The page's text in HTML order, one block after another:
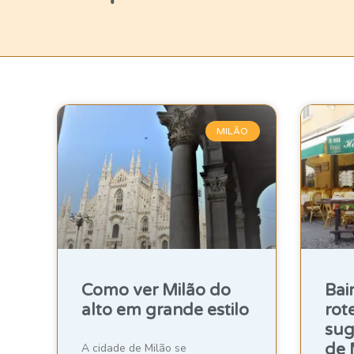
MILÃO
Como ver Milão do
alto em grande estilo
A cidade de Milão se
de